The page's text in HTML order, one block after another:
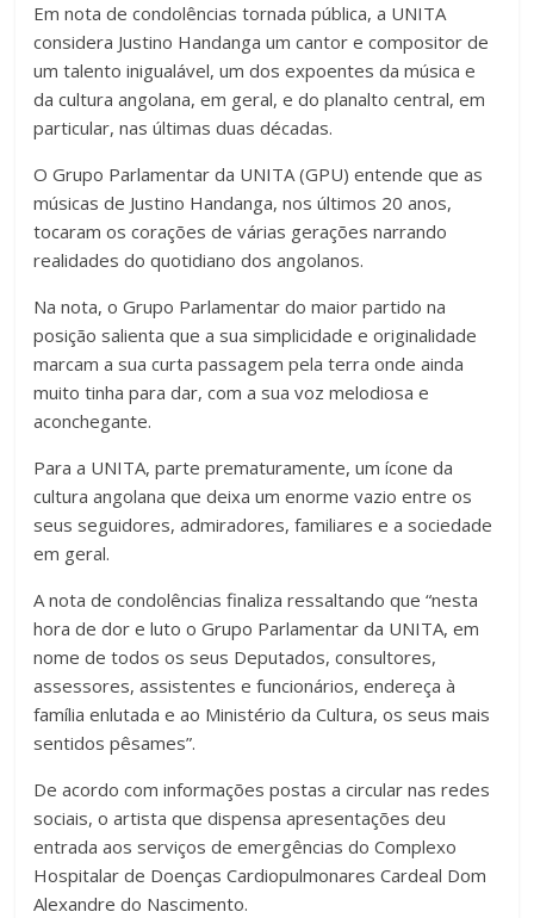
Em nota de condolências tornada pública, a UNITA
considera Justino Handanga um cantor e compositor de
um talento inigualável, um dos expoentes da música e
da cultura angolana, em geral, e do planalto central, em
particular, nas últimas duas décadas.
O Grupo Parlamentar da UNITA (GPU) entende que as
músicas de Justino Handanga, nos últimos 20 anos,
tocaram os corações de várias gerações narrando
realidades do quotidiano dos angolanos.
Na nota, o Grupo Parlamentar do maior partido na
posição salienta que a sua simplicidade e originalidade
marcam a sua curta passagem pela terra onde ainda
muito tinha para dar, com a sua voz melodiosa e
aconchegante.
Para a UNITA, parte prematuramente, um ícone da
cultura angolana que deixa um enorme vazio entre os
seus seguidores, admiradores, familiares e a sociedade
em geral.
A nota de condolências finaliza ressaltando que “nesta
hora de dor e luto o Grupo Parlamentar da UNITA, em
nome de todos os seus Deputados, consultores,
assessores, assistentes e funcionários, endereça à
família enlutada e ao Ministério da Cultura, os seus mais
sentidos pêsames”.
De acordo com informações postas a circular nas redes
sociais, o artista que dispensa apresentações deu
entrada aos serviços de emergências do Complexo
Hospitalar de Doenças Cardiopulmonares Cardeal Dom
Alexandre do Nascimento.